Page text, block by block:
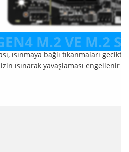
M.2 VE M.2
ısınmaya bağlı tıkanmaları
ısınarak yavaşlaması engellenir